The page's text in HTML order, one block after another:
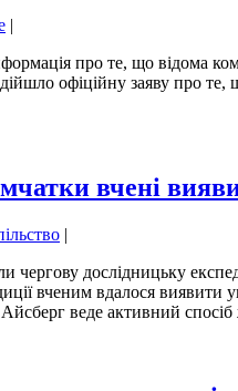
|
про те, що відома
офіційну заяву про
вчені
|
чергову дослідницьку
вченим вдалося
веде активний